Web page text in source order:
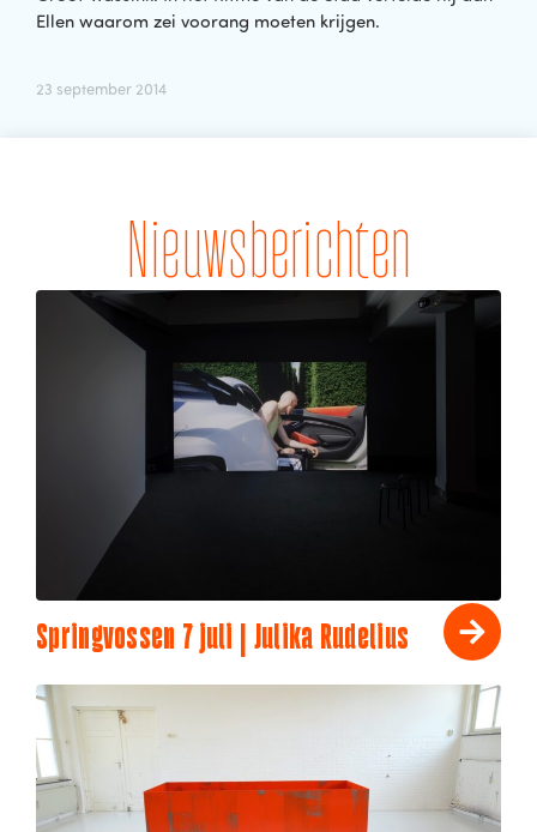
Ellen waarom zei voorang moeten krijgen.
23 september 2014
Nieuwsberichten
Springvossen 7 juli | Julika Rudelius